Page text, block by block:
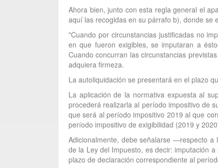
Ahora bien, junto con esta regla general el
aquí las recogidas en su párrafo b), donde se
"Cuando por circunstancias justificadas no
en que fueron exigibles, se imputaran a
Cuando concurran las circunstancias
adquiera firmeza.
La autoliquidación se presentará en el plazo
La aplicación de la normativa expuesta al
procederá realizarla al período impositivo de
que será al período impositivo 2019 al que
período impositivo de exigibilidad (2019 y
Adicionalmente, debe señalarse —respecto
de la Ley del Impuesto, es decir: imputación
plazo de declaración correspondiente al